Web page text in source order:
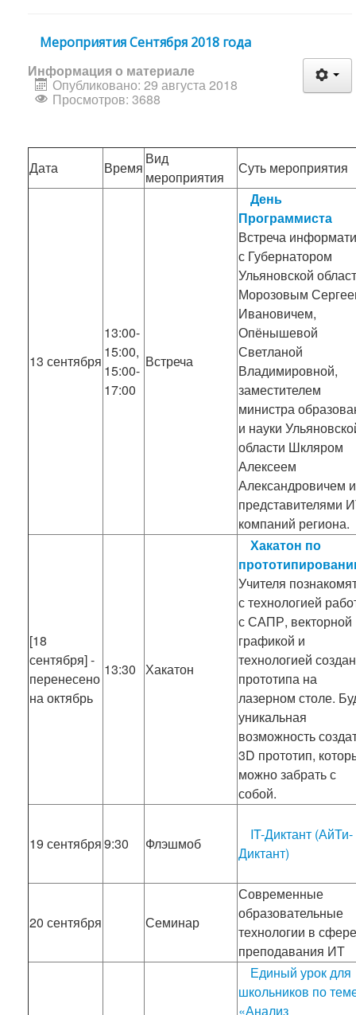
Мероприятия Сентября 2018 года
Информация о материале
Опубликовано: 29 августа 2018
Просмотров: 3688
Дата Время
Вид
мероприятия
Суть мероприятия
13 сентября
13:00-
15:00,
15:00-
17:00
Встреча
День
Программиста
Встреча
с Губернатором
Ульяновской
Морозовым
Ивановичем,
Опёнышевой
Светланой
Владимировной,
заместителем
министра
и науки
области Шкляром
Алексеем
Александровичем и
представителями
компаний региона.
[18
сентября] -
перенесено
на октябрь
13:30 Хакатон
Хакатон по
Учителя
с технологией
с САПР, векторной
графикой и
технологией
прототипа на
лазерном столе.
уникальная
возможность
3D прототип,
можно забрать с
собой.
19 сентября9:30 Флэшмоб
IT-Диктант (АйТи-
Диктант)
20 сентября Семинар
Современные
образовательные
технологии в сфере
преподавания ИТ
Единый урок для
школьников по
«Анализ